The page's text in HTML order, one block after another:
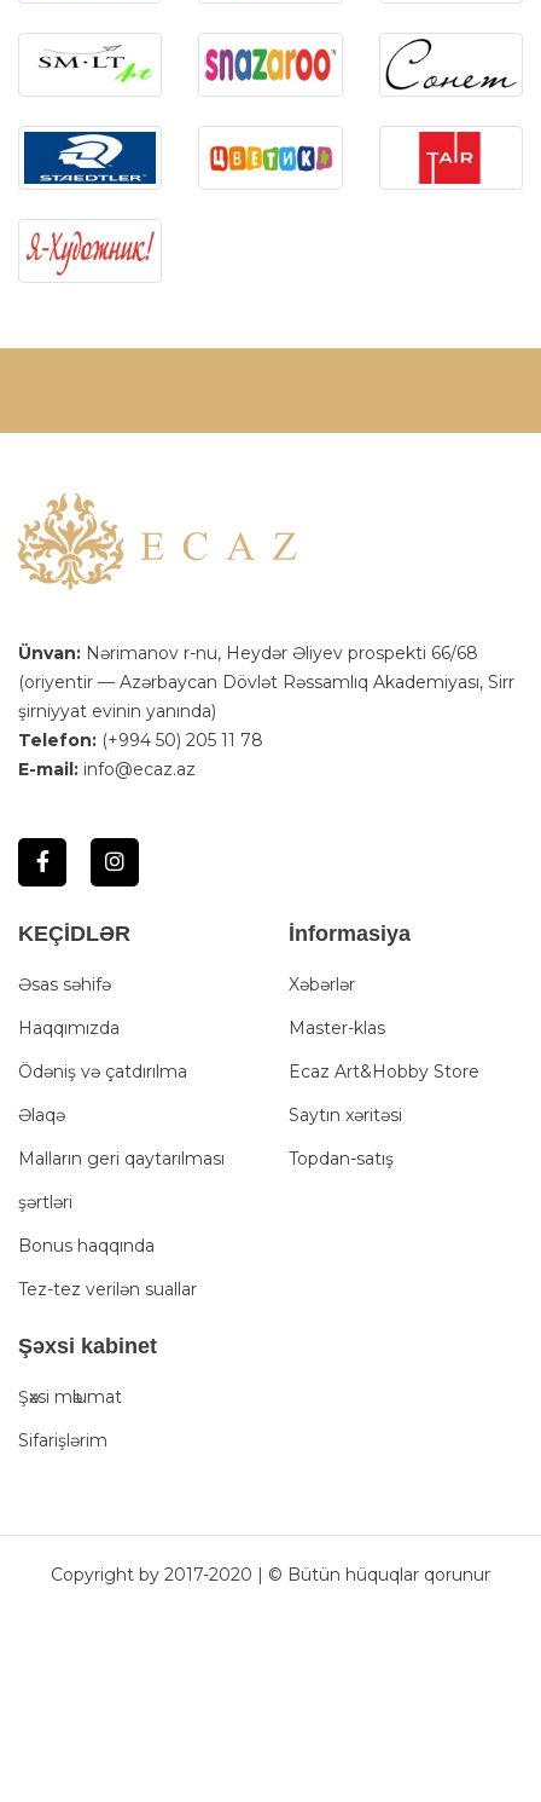
Ünvan: Nərimanov r-nu, Heydər Əliyev prospekti 66/68
(oriyentir — Azərbaycan Dövlət Rəssamlıq Akademiyası, Sirr
şirniyyat evinin yanında)
Telefon: (+994 50) 205 11 78
E-mail: info@ecaz.az
KEÇİDLƏR
Əsas səhifə
Haqqımızda
Ödəniş və çatdırılma
Əlaqə
Malların geri qaytarılması
şərtləri
Bonus haqqında
Tez-tez verilən suallar
İnformasiya
Xəbərlər
Master-klas
Ecaz Art&Hobby Store
Saytın xəritəsi
Topdan-satış
Şәxsi kabinet
Şәxsi mәlumat
Sifarişlərim
Copyright by 2017-2020 | © Bütün hüquqlar qorunur